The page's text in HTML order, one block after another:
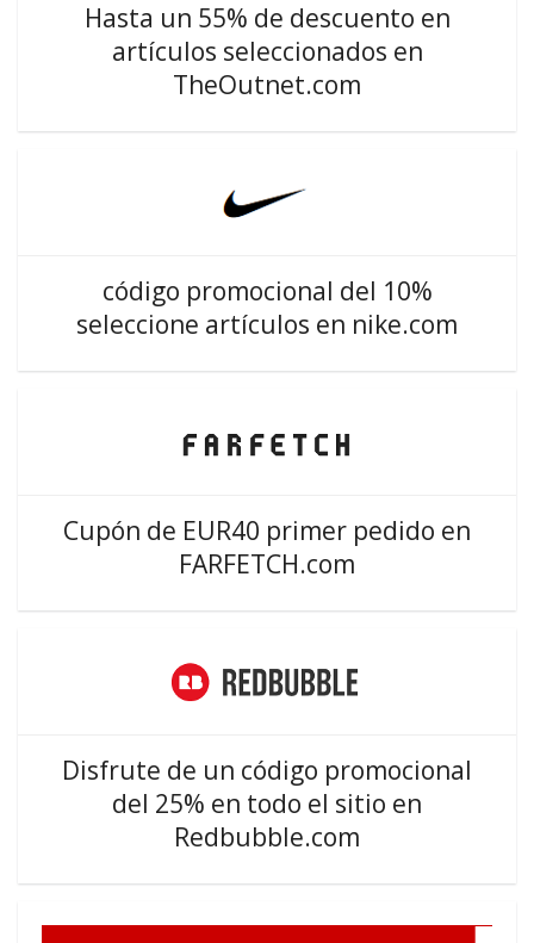
Hasta un 55% de descuento en
artículos seleccionados en
TheOutnet.com
código promocional del 10%
seleccione artículos en nike.com
Cupón de EUR40 primer pedido en
FARFETCH.com
Disfrute de un código promocional
del 25% en todo el sitio en
Redbubble.com